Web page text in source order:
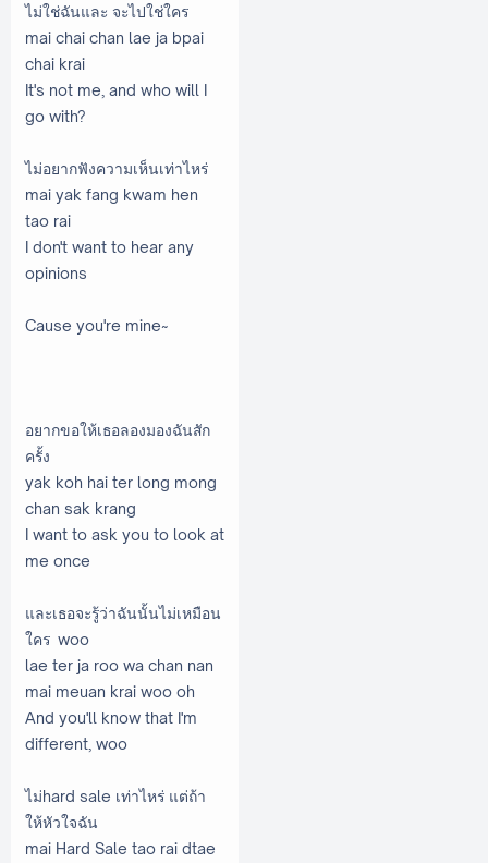
ไม่ใช่ฉันและ จะไปใช่ใคร
mai chai chan lae ja bpai
chai krai
It's not me, and who will I
go with?
ไม่อยากฟังความเห็นเท่าไหร่
mai yak fang kwam hen
tao rai
I don't want to hear any
opinions
Cause you're mine~
อยากขอให้เธอลองมองฉันสัก
ครั้ง
yak koh hai ter long mong
chan sak krang
I want to ask you to look at
me once
และเธอจะรู้ว่าฉันนั้นไม่เหมือน
ใคร woo
lae ter ja roo wa chan nan
mai meuan krai woo oh
And you'll know that I'm
different, woo
ไม่hard sale เท่าไหร่ แต่ถ้า
ให้หัวใจฉัน
mai Hard Sale tao rai dtae